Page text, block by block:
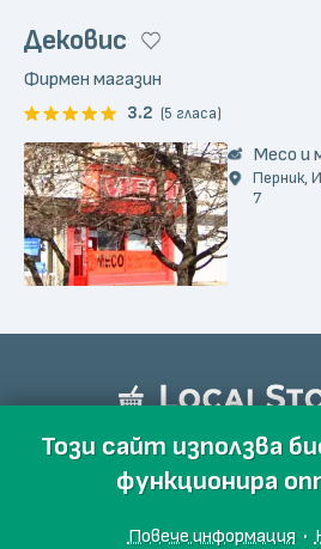
Дековис
Фирмен магазин
3.2 (5 гласа)
Месо и
Перник,
7
Този сайт използва
функционира
Повече информация ·